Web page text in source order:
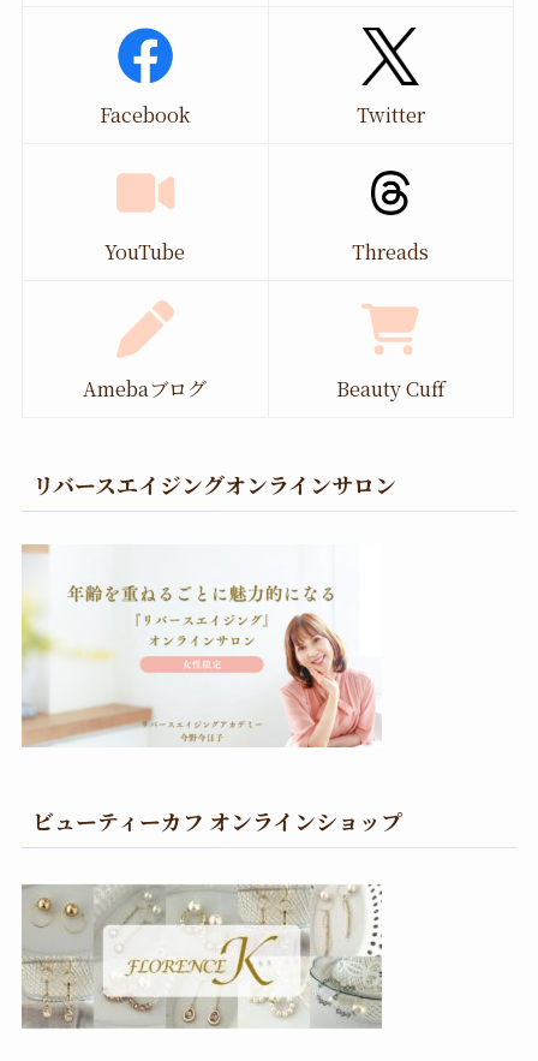
Facebook Twitter
YouTube Threads
Amebaブログ Beauty Cuff
リバースエイジングオンラインサロン
ビューティーカフ オンラインショップ